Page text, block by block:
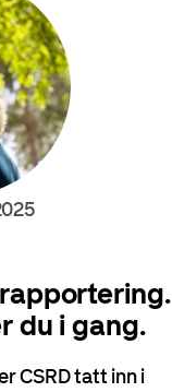
du i gang.
CSRD tatt inn i